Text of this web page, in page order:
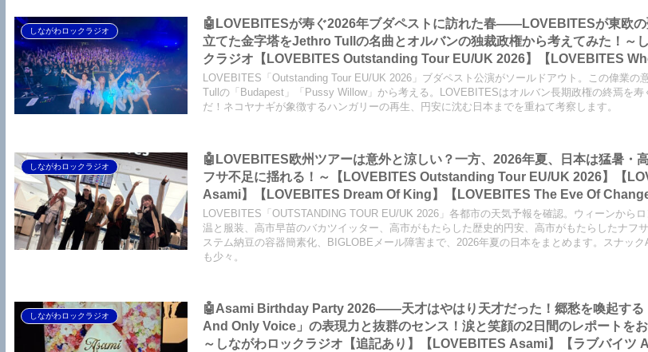
しながわロックラジオ
🤖LOVEBITESが寿ぐ2026年ブダペストに訪れた春――LOVEBITESが東欧の
立てた金字塔をJethro Tullの名曲とオルバンの独裁政権から考えてみた！～
クラジオ【LOVEBITES Outstanding Tour EU/UK 2026】【LOVEBITES
Destinies Allign】【LOVEBITES Blazing Halo】【LOVEBITES Liar】【
One Will Remain】【LOVEBITES Budapest】【Jethro Tull Budapest】【
Pussy Willow】
LOVEBITES「Outstanding Tour EU/UK 2026」ブダペスト公演がソールドアウト。この偉業の
Tullの「Budapest」「Pussy Willow」から考える。LOVEBITESはオルバン長期政権の終焉を寿
だ！ネコヤナギが象徴するハンガリーの再生、円安に沈む日本までを重ねて考察します。
しながわロックラジオ
🤖LOVEBITES欧州ツアーは意外と涼しい？一方、2026年夏、日本は猛暑・
フサ不足に揺れる！～【LOVEBITES Outstanding Tour EU/UK 2026】【LOVEBITES
Asami】【LOVEBITES Dream Of King】【LOVEBITES The Eve Of Change
【LOVEBITES Silence The Void】【LOVEBITES Eternally】【
Garden】【LOVEBITES スナックAsami】
LOVEBITES「OUTSTANDING TOUR EU/UK 2026」各都市の天気予報を確認。ウィーンから
温と服装、高市早苗のバカツイッター、高市がもたらした歴史的円安、高市がもたらしたナフ
ステム納豆の容器簡素化、BIGLOBEメール障害まで、2026年夏の日本をまとめます。スナッ
も少々。
しながわロックラジオ
🤖Asami Birthday Party 2026――天才はやはり天才だった！郷愁を喚起する
And Only Voice」の表現力と抜群のセンス！涙と笑顔の2日間のレポートを
～しながわロックラジオ【追記あり】【LOVEBITES Asami】【ラブバイツ